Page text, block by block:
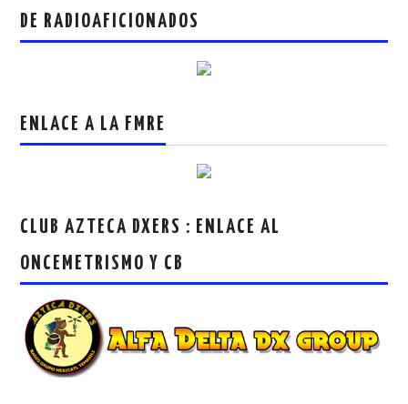
DE RADIOAFICIONADOS
ENLACE A LA FMRE
CLUB AZTECA DXERS : ENLACE AL
ONCEMETRISMO Y CB